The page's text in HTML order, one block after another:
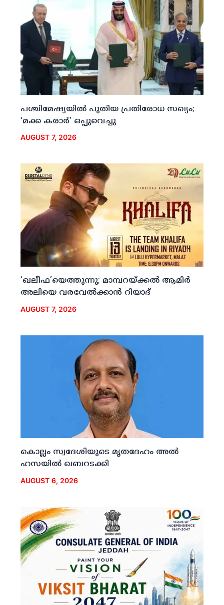
പശ്ചിമേഷ്യയില്‍ പുതിയ പ്രതിരോധ സഖ്യം;
‘മക്ക കരാര്‍’ ഒപ്പുവെച്ചു
AUGUST 7, 2026
‘ഖലീഫ’യെത്തുന്നു; മാമ്പറയ്ക്കല്‍ ആമിര്‍
അലിയെ വരവേല്‍ക്കാന്‍ റിയാദ്
AUGUST 7, 2026
കൊല്ലം സ്വദേശിയുടെ മൃതദേഹം അല്‍
ഹസയില്‍ ഖബറടക്കി
AUGUST 6, 2026